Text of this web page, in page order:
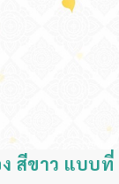
สีขาว แบบที่